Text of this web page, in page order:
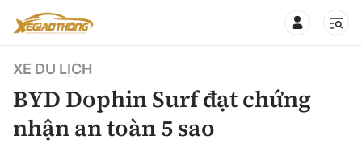
XE DU LỊCH
BYD Dophin Surf đạt chứng
nhận an toàn 5 sao